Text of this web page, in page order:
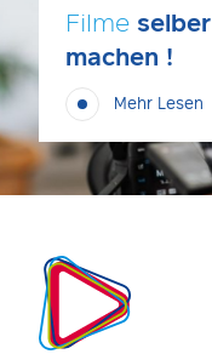
Filme selber
machen !
Mehr Lesen